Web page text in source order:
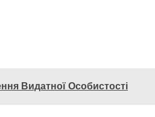
Видатної Особистості